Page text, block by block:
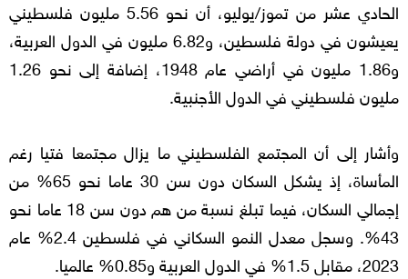
الحادي عشر من تموز/يوليو، أن نحو 5.56 مليون فلسطيني
يعيشون في دولة فلسطين، و6.82 مليون في الدول العربية،
و1.86 مليون في أراضي عام 1948، إضافة إلى نحو 1.26
مليون فلسطيني في الدول الأجنبية.
وأشار إلى أن المجتمع الفلسطيني ما يزال مجتمعا فتيا رغم
المأساة، إذ يشكل السكان دون سن 30 عاما نحو 65% من
إجمالي السكان، فيما تبلغ نسبة من هم دون سن 18 عاما نحو
43%. وسجل معدل النمو السكاني في فلسطين 2.4% عام
2023، مقابل 1.5% في الدول العربية و0.85% عالميا.